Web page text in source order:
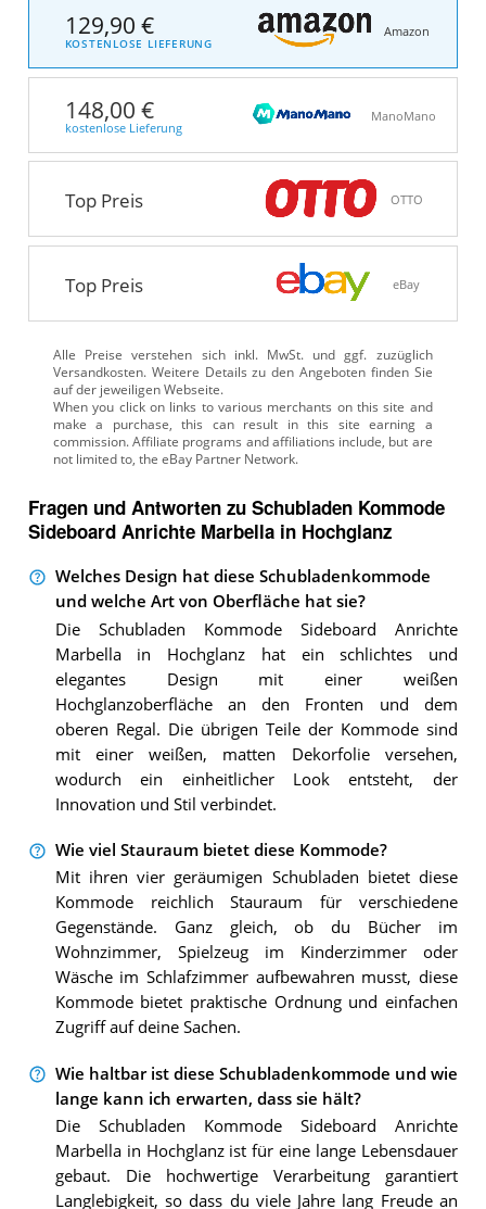
129,90 €
KOSTENLOSE LIEFERUNG
Amazon
148,00 €
kostenlose Lieferung
ManoMano
Top Preis OTTO
Top Preis eBay
Alle Preise verstehen sich inkl. MwSt. und ggf. zuzüglich
Versandkosten. Weitere Details zu den Angeboten finden Sie
auf der jeweiligen Webseite.
Fragen und Antworten zu Schubladen Kommode
Sideboard Anrichte Marbella in Hochglanz
Welches Design hat diese Schubladenkommode
und welche Art von Oberfläche hat sie?
Die Schubladen Kommode Sideboard Anrichte
Marbella in Hochglanz hat ein schlichtes und
elegantes Design mit einer weißen
Hochglanzoberfläche an den Fronten und dem
oberen Regal. Die übrigen Teile der Kommode sind
mit einer weißen, matten Dekorfolie versehen,
wodurch ein einheitlicher Look entsteht, der
Innovation und Stil verbindet.
Wie viel Stauraum bietet diese Kommode?
Mit ihren vier geräumigen Schubladen bietet diese
Kommode reichlich Stauraum für verschiedene
Gegenstände. Ganz gleich, ob du Bücher im
Wohnzimmer, Spielzeug im Kinderzimmer oder
Wäsche im Schlafzimmer aufbewahren musst, diese
Kommode bietet praktische Ordnung und einfachen
Zugriff auf deine Sachen.
Wie haltbar ist diese Schubladenkommode und wie
lange kann ich erwarten, dass sie hält?
Die Schubladen Kommode Sideboard Anrichte
Marbella in Hochglanz ist für eine lange Lebensdauer
gebaut. Die hochwertige Verarbeitung garantiert
Langlebigkeit, so dass du viele Jahre lang Freude an